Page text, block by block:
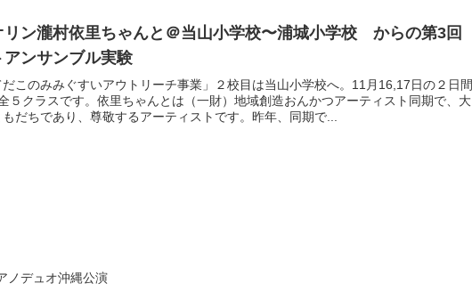
リン瀧村依里ちゃんと＠当山小学校〜浦城小学校 からの第3回
アンサンブル実験
このみみぐすいアウトリーチ事業」２校目は当山小学校へ。11月16,17日の２日間
５クラスです。依里ちゃんとは（一財）地域創造おんかつアーティスト同期で、大
だちであり、尊敬するアーティストです。昨年、同期で...
ノデュオ沖縄公演